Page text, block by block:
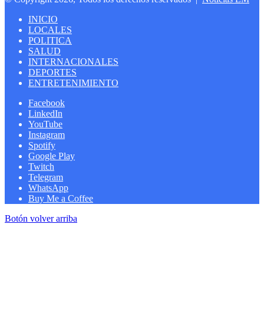
INICIO
LOCALES
POLITICA
SALUD
INTERNACIONALES
DEPORTES
ENTRETENIMIENTO
Facebook
LinkedIn
YouTube
Instagram
Spotify
Google Play
Twitch
Telegram
WhatsApp
Buy Me a Coffee
Botón volver arriba